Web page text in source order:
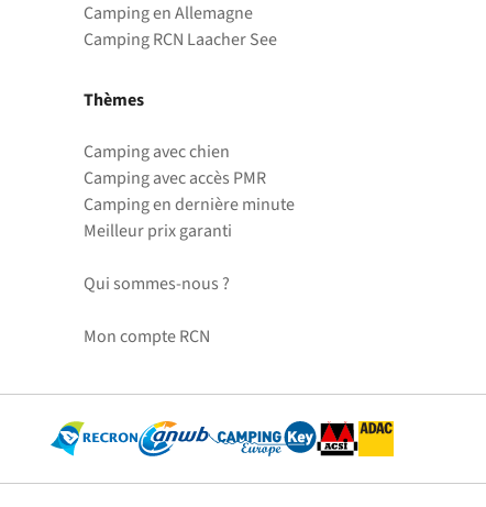
Camping en Allemagne
Camping RCN Laacher See
Thèmes
Camping avec chien
Camping avec accès PMR
Camping en dernière minute
Meilleur prix garanti
Qui sommes-nous ?
Mon compte RCN